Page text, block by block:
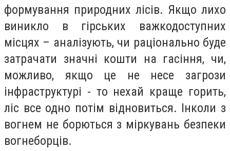
формування природних лісів. Якщо лихо
виникло в гірських важкодоступних
місцях – аналізують, чи раціонально буде
затрачати значні кошти на гасіння, чи,
можливо, якщо це не несе загрози
інфраструктурі - то нехай краще горить,
ліс все одно потім відновиться. Інколи з
вогнем не борються з міркувань безпеки
вогнеборців.